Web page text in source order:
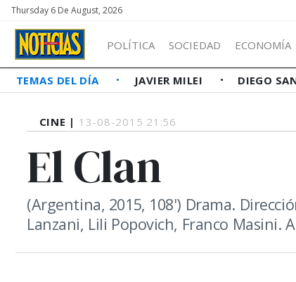
Thursday 6 De August, 2026
POLÍTICA SOCIEDAD ECONOMÍA
TEMAS DEL DÍA JAVIER MILEI DIEGO
CINE | 13-08-2015 21:56
El Clan
(Argentina, 2015, 108') Drama.
Lanzani, Lili Popovich, Franco Masini.